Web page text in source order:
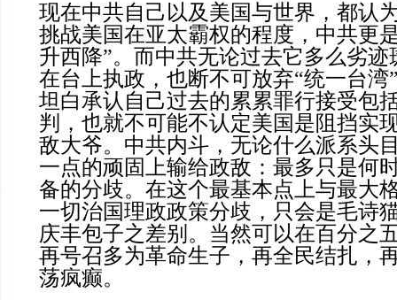
现在中共自己以及美国与世界，都认
挑战美国在亚太霸权的程度，中共更
升西降”。而中共无论过去它多么劣迹
在台上执政，也断不可放弃“统一台湾
坦白承认自己过去的累累罪行接受包
判，也就不可能不认定美国是阻挡实
敌大爷。中共内斗，无论什么派系头
一点的顽固上输给政敌：最多只是何
备的分歧。在这个最基本点上与最大
一切治国理政政策分歧，只会是毛诗
庆丰包子之差别。当然可以在百分之
再号召多为革命生子，再全民结扎，
荡疯癫。